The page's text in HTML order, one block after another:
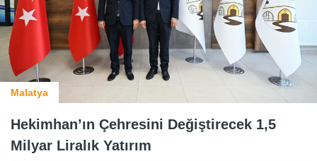
Malatya
Hekimhan’ın Çehresini Değiştirecek 1,5
Milyar Liralık Yatırım